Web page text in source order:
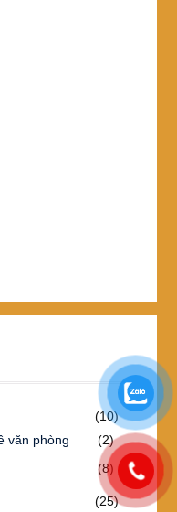
(10)
văn phòng
(2)
(8)
(25)